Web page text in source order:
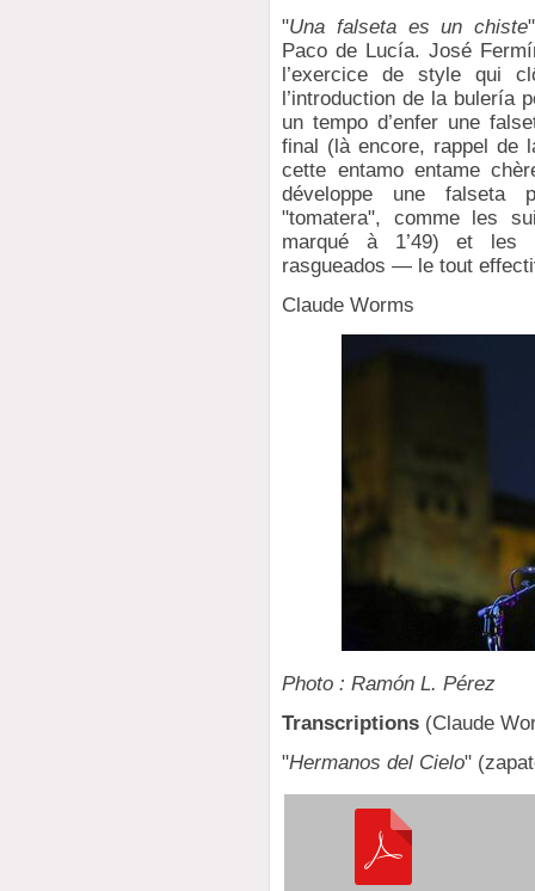
"Una falseta es un chiste
Paco de Lucía. José
l’exercice de style qui
l’introduction de la bulería
un tempo d’enfer une
final (là encore, rappel de
cette entamo entame
développe une falseta
"tomatera", comme les
marqué à 1’49) et les
rasgueados — le tout
Claude Worms
Photo : Ramón L. Pérez
Transcriptions (Claude
"Hermanos del Cielo"